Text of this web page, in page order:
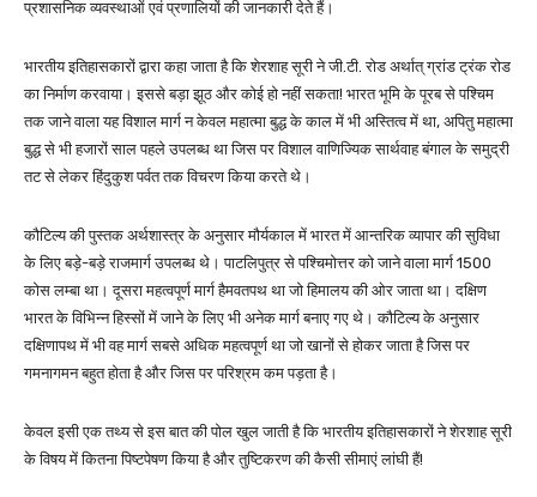
प्रशासनिक व्यवस्थाओं एवं प्रणालियों की जानकारी देते हैं।
भारतीय इतिहासकारों द्वारा कहा जाता है कि शेरशाह सूरी ने जी.टी. रोड अर्थात् ग्रांड ट्रंक रोड
का निर्माण करवाया। इससे बड़ा झूठ और कोई हो नहीं सकता! भारत भूमि के पूरब से पश्चिम
तक जाने वाला यह विशाल मार्ग न केवल महात्मा बुद्ध के काल में भी अस्तित्व में था, अपितु महात्मा
बुद्ध से भी हजारों साल पहले उपलब्ध था जिस पर विशाल वाणिज्यिक सार्थवाह बंगाल के समुद्री
तट से लेकर हिंदुकुश पर्वत तक विचरण किया करते थे।
कौटिल्य की पुस्तक अर्थशास्त्र के अनुसार मौर्यकाल में भारत में आन्तरिक व्यापार की सुविधा
के लिए बड़े-बड़े राजमार्ग उपलब्ध थे। पाटलिपुत्र से पश्चिमोत्तर को जाने वाला मार्ग 1500
कोस लम्बा था। दूसरा महत्वपूर्ण मार्ग हैमवतपथ था जो हिमालय की ओर जाता था। दक्षिण
भारत के विभिन्न हिस्सों में जाने के लिए भी अनेक मार्ग बनाए गए थे। कौटिल्य के अनुसार
दक्षिणापथ में भी वह मार्ग सबसे अधिक महत्वपूर्ण था जो खानों से होकर जाता है जिस पर
गमनागमन बहुत होता है और जिस पर परिश्रम कम पड़ता है।
केवल इसी एक तथ्य से इस बात की पोल खुल जाती है कि भारतीय इतिहासकारों ने शेरशाह सूरी
के विषय में कितना पिष्टपेषण किया है और तुष्टिकरण की कैसी सीमाएं लांघी हैं!